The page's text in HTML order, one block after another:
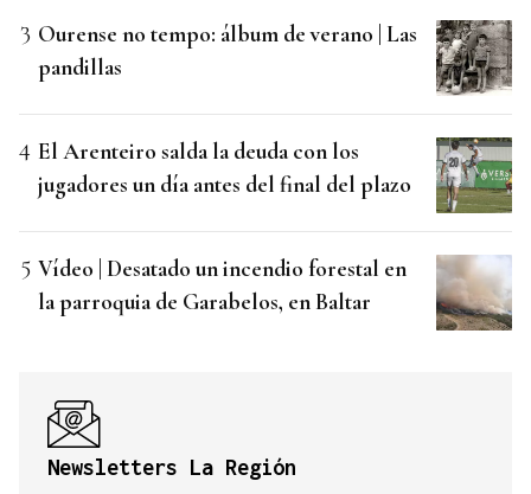
Ourense no tempo: álbum de verano | Las
pandillas
El Arenteiro salda la deuda con los
jugadores un día antes del final del plazo
Vídeo | Desatado un incendio forestal en
la parroquia de Garabelos, en Baltar
Newsletters La Región